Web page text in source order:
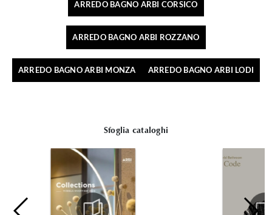
ARREDO BAGNO ARBI CORSICO
ARREDO BAGNO ARBI ROZZANO
ARREDO BAGNO ARBI MONZA ARREDO BAGNO ARBI LODI
Sfoglia cataloghi